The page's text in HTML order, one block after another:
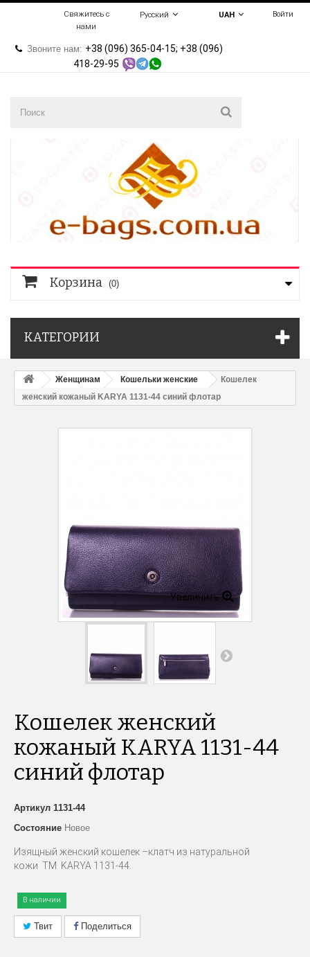
Войти
UAH
Русский
Свяжитесь с
нами
Звоните нам: +38 (096) 365-04-15; +38 (096)
418-29-95
Корзина (0)
КАТЕГОРИИ
Женщинам Кошельки женские
Кошелек
женский кожаный KARYA 1131-44 синий флотар
Увеличить
Кошелек женский
кожаный KARYA 1131-44
синий флотар
Артикул 1131-44
Состояние Новое
Изящный женский кошелек –клатч из натуральной
кожи TM KARYA 1131-44.
В наличии
Твит Поделиться